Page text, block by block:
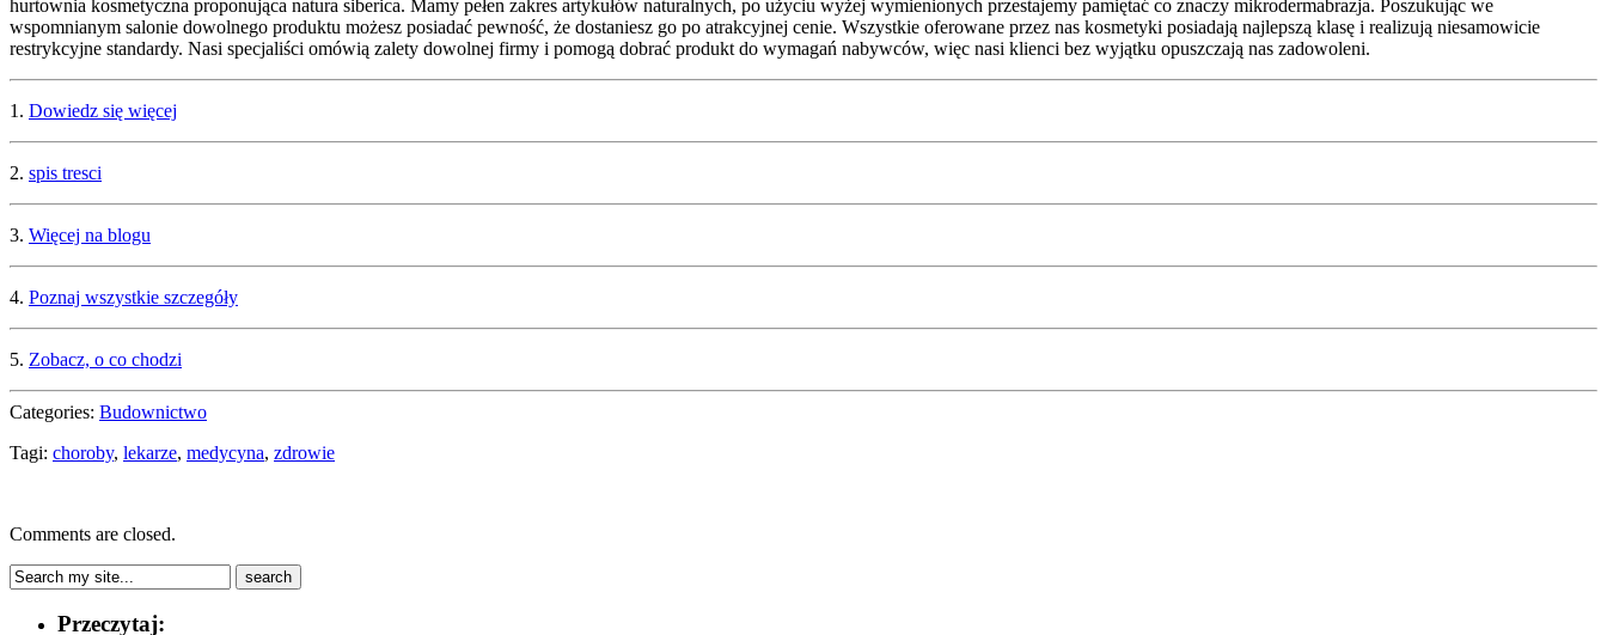
hurtownia kosmetyczna proponująca natura siberica. Mamy pełen zakres artykułów naturalnych, po użyciu wyżej wymienionych przestajemy pamiętać co znaczy mikrodermabrazja. Poszukując we
wspomnianym salonie dowolnego produktu możesz posiadać pewność, że dostaniesz go po atrakcyjnej cenie. Wszystkie oferowane przez nas kosmetyki posiadają najlepszą klasę i realizują niesamowicie
restrykcyjne standardy. Nasi specjaliści omówią zalety dowolnej firmy i pomogą dobrać produkt do wymagań nabywców, więc nasi klienci bez wyjątku opuszczają nas zadowoleni.
1. Dowiedz się więcej
2. spis tresci
3. Więcej na blogu
4. Poznaj wszystkie szczegóły
5. Zobacz, o co chodzi
Categories: Budownictwo
Tagi: choroby, lekarze, medycyna, zdrowie
Comments are closed.
Przeczytaj: